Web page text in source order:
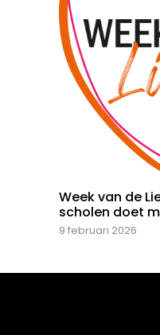
Week van de
scholen doet
9 februari 2026